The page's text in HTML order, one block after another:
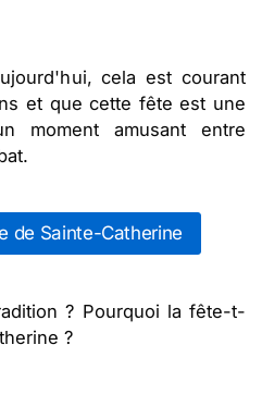
cela est courant
et que cette fête est une
moment amusant entre
de Sainte-Catherine
? Pourquoi la fête-t-
?